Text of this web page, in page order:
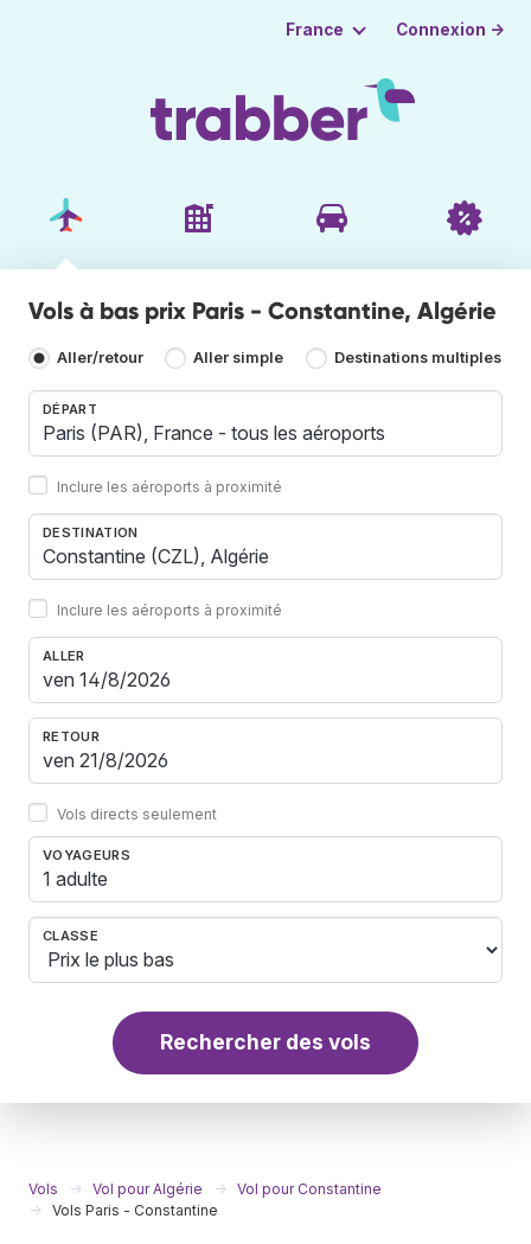
France Connexion →
Vols à bas prix Paris - Constantine, Algérie
Aller/retour Aller simple Destinations multiples
DÉPART
Inclure les aéroports à proximité
DESTINATION
Inclure les aéroports à proximité
ALLER
RETOUR
Vols directs seulement
VOYAGEURS
1 adulte
CLASSE
Rechercher des vols
Vols Vol pour Algérie
Vol pour Constantine
Vols Paris - Constantine